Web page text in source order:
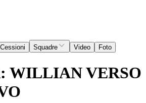
Squadre Video Foto
WILLIAN VERSO